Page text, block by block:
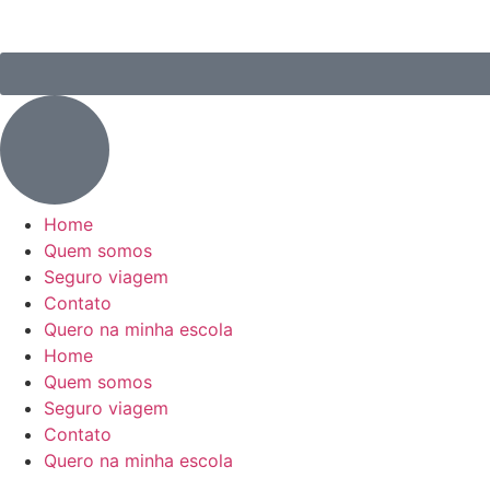
Home
Quem somos
Seguro viagem
Contato
Quero na minha escola
Home
Quem somos
Seguro viagem
Contato
Quero na minha escola